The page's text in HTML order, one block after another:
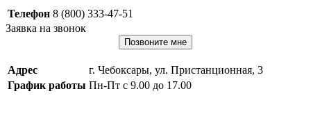
Телефон 8 (800) 333-47-51
Заявка на звонок
Позвоните мне
Адрес
г. Чебоксары, ул. Пристанционная, 3
График работы Пн-Пт с 9.00 до 17.00